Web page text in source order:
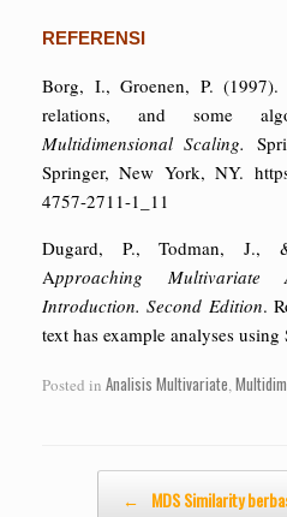
REFERENSI
Borg, I., Groenen, P.
relations, and some
Multidimensional Scaling.
Springer, New York, NY.
4757-2711-1_11
Dugard, P., Todman, J.,
Approaching
Introduction. Second Edition.
text has example analyses using
Posted in Analisis Multivariate,
← MDS Similarity